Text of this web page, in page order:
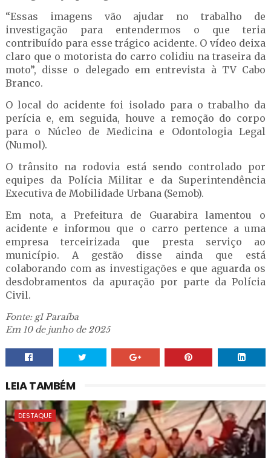
“Essas imagens vão ajudar no trabalho de
investigação para entendermos o que teria
contribuído para esse trágico acidente. O vídeo deixa
claro que o motorista do carro colidiu na traseira da
moto”, disse o delegado em entrevista à TV Cabo
Branco.
O local do acidente foi isolado para o trabalho da
perícia e, em seguida, houve a remoção do corpo
para o Núcleo de Medicina e Odontologia Legal
(Numol).
O trânsito na rodovia está sendo controlado por
equipes da Polícia Militar e da Superintendência
Executiva de Mobilidade Urbana (Semob).
Em nota, a Prefeitura de Guarabira lamentou o
acidente e informou que o carro pertence a uma
empresa terceirizada que presta serviço ao
município. A gestão disse ainda que está
colaborando com as investigações e que aguarda os
desdobramentos da apuração por parte da Polícia
Civil.
Fonte: g1 Paraíba
Em 10 de junho de 2025
LEIA TAMBÉM
DESTAQUE